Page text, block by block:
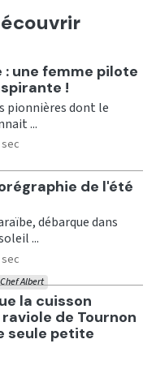
une femme pilote
!
pionnières dont le
...
de l'été
débarque dans
...
la cuisson
de Tournon
seule petite
Albert